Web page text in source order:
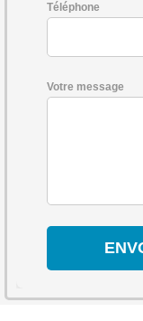
Téléphone
Votre message